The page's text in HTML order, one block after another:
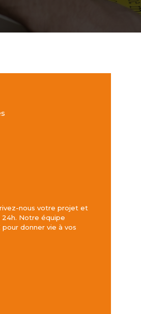
nous votre projet et
Notre équipe
donner vie à vos